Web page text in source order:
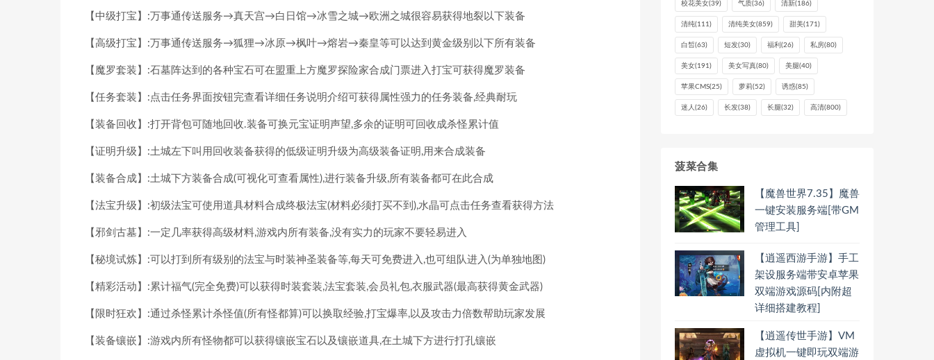
【中级打宝】:万事通传送服务→真天宫→白日馆→冰雪之城→欧洲之城很容易获得地裂以下装备
【高级打宝】:万事通传送服务→狐狸→冰原→枫叶→熔岩→秦皇等可以达到黄金级别以下所有装备
【魔罗套装】:石墓阵达到的各种宝石可在盟重上方魔罗探险家合成门票进入打宝可获得魔罗装备
【任务套装】:点击任务界面按钮完查看详细任务说明介绍可获得属性强力的任务装备,经典耐玩
【装备回收】:打开背包可随地回收.装备可换元宝证明声望,多余的证明可回收成杀怪累计值
【证明升级】:土城左下叫用回收装备获得的低级证明升级为高级装备证明,用来合成装备
【装备合成】:土城下方装备合成(可视化可查看属性),进行装备升级,所有装备都可在此合成
【法宝升级】:初级法宝可使用道具材料合成终极法宝(材料必须打买不到),水晶可点击任务查看获得方法
【邪剑古墓】:一定几率获得高级材料,游戏内所有装备,没有实力的玩家不要轻易进入
【秘境试炼】:可以打到所有级别的法宝与时装神圣装备等,每天可免费进入,也可组队进入(为单独地图)
【精彩活动】:累计福气(完全免费)可以获得时装套装,法宝套装,会员礼包,衣服武器(最高获得黄金武器)
【限时狂欢】:通过杀怪累计杀怪值(所有怪都算)可以换取经验,打宝爆率,以及攻击力倍数帮助玩家发展
【装备镶嵌】:游戏内所有怪物都可以获得镶嵌宝石以及镶嵌道具,在土城下方进行打孔镶嵌
校花美女(39) 气质(36) 清新(186)
清纯(111) 清纯美女(859) 甜美(171)
白皙(63) 短发(30) 福利 (26) 私房(80)
美女(191) 美女写真(80) 美腿(40)
苹果CMS(25) 萝莉(52) 诱惑(85)
迷人 (26) 长发(38) 长腿(32) 高清(800)
菠菜合集
【魔兽世界7.35】魔兽
一键安装服务端[带GM
管理工具]
【逍遥西游手游】手工
架设服务端带安卓苹果
双端游戏源码[内附超
详细搭建教程]
【逍遥传世手游】VM
虚拟机一键即玩双端游